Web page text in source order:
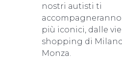
nostri autisti ti
più iconici, dalle
shopping di
Monza.